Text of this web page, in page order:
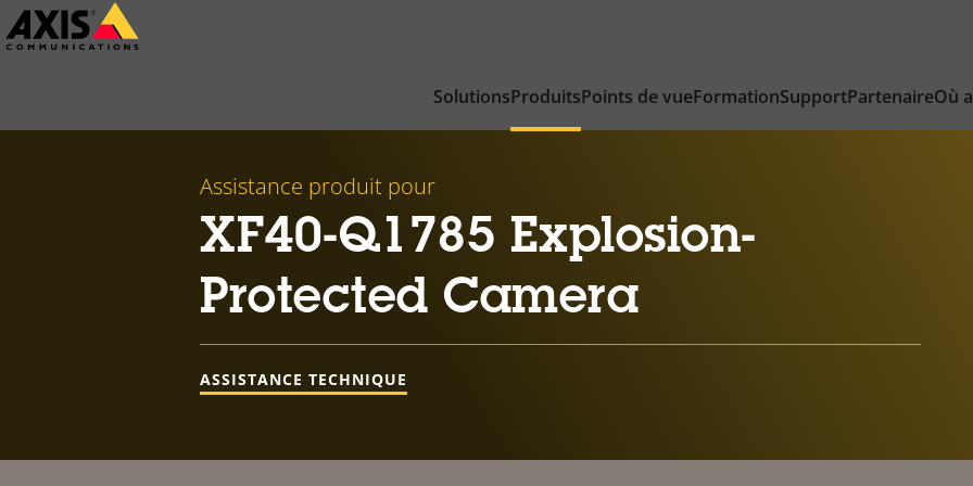
Passer
au
SolutionsProduitsPoints de vueFormationSupportPartenaireOù
Assistance produit pour
XF40-Q1785 Explosion-
Protected Camera
ASSISTANCE TECHNIQUE